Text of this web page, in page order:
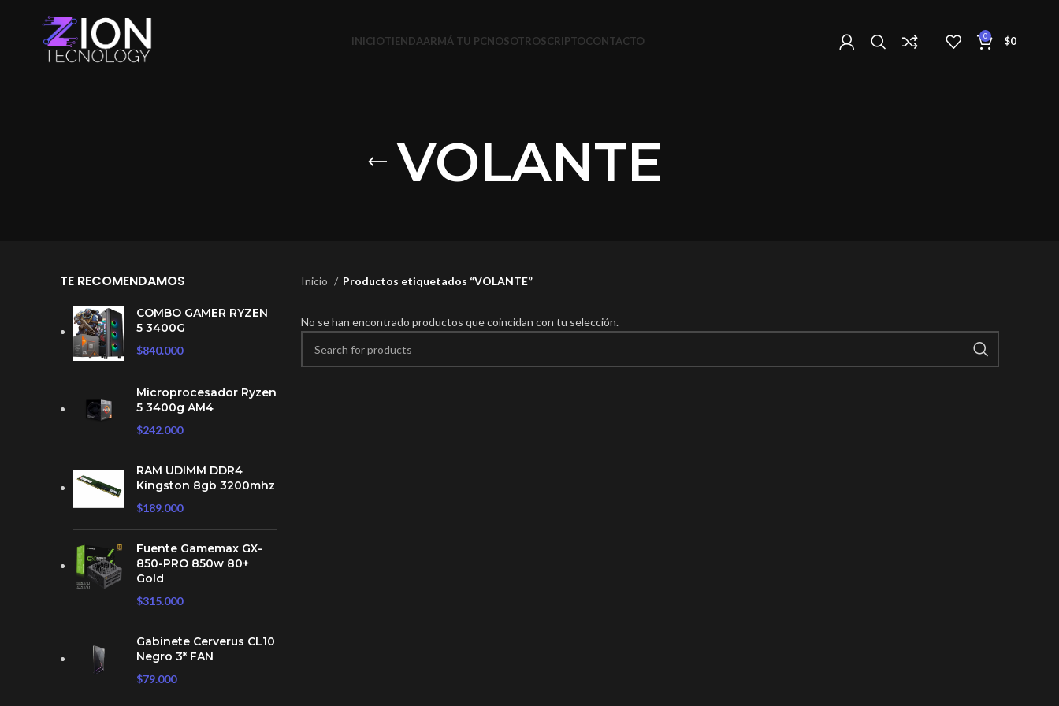
INICIOTIENDAARMÁ TU PCNOSOTROSCRIPTOCONTACTO 0 $0
VOLANTE
TE RECOMENDAMOS
COMBO GAMER RYZEN
5 3400G
$840.000
Microprocesador Ryzen
5 3400g AM4
$242.000
RAM UDIMM DDR4
Kingston 8gb 3200mhz
$189.000
Fuente Gamemax GX-
850-PRO 850w 80+
Gold
$315.000
Gabinete Cerverus CL10
Negro 3* FAN
$79.000
Inicio Productos etiquetados “VOLANTE”
No se han encontrado productos que coincidan con tu selección.